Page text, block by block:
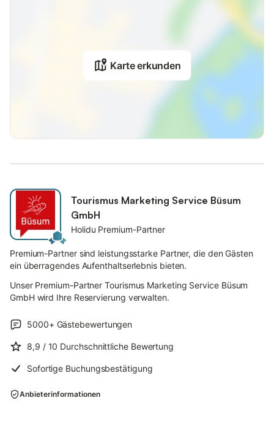
Karte erkunden
Tourismus Marketing Service Büsum
GmbH
Holidu Premium-Partner
Premium-Partner sind leistungsstarke Partner, die den Gästen
ein überragendes Aufenthaltserlebnis bieten.
Unser Premium-Partner Tourismus Marketing Service Büsum
GmbH wird Ihre Reservierung verwalten.
5000+ Gästebewertungen
8,9 / 10 Durchschnittliche Bewertung
Sofortige Buchungsbestätigung
Anbieterinformationen